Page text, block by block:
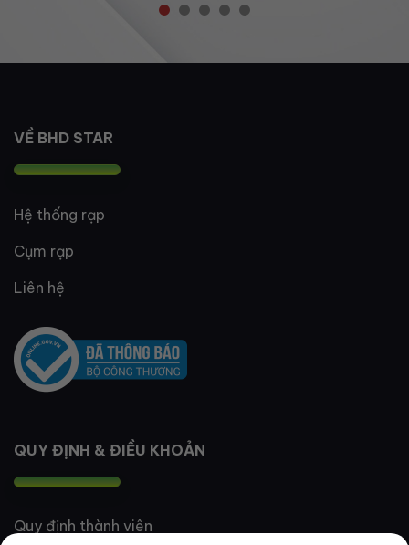
VỀ BHD STAR
Hệ thống rạp
Cụm rạp
Liên hệ
QUY ĐỊNH & ĐIỀU KHOẢN
Quy định thành viên